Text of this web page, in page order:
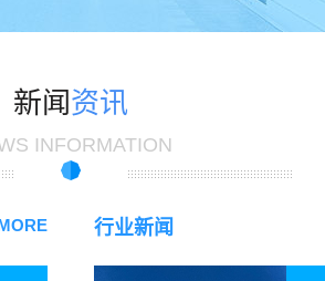
新闻资讯
INFORMATION
行业新闻